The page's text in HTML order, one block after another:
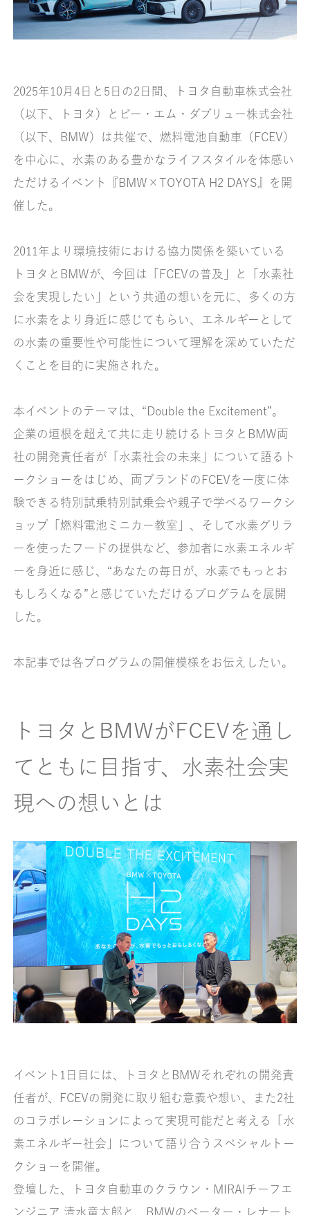
2025年10月4日と5日の2日間、トヨタ自動車株式会社
（以下、トヨタ）とビー・エム・ダブリュー株式会社
（以下、BMW）は共催で、燃料電池自動車（FCEV）
を中心に、水素のある豊かなライフスタイルを体感い
ただけるイベント『BMW×TOYOTA H2 DAYS』を開
催した。
2011年より環境技術における協力関係を築いている
トヨタとBMWが、今回は「FCEVの普及」と「水素社
会を実現したい」という共通の想いを元に、多くの方
に水素をより身近に感じてもらい、エネルギーとして
の水素の重要性や可能性について理解を深めていただ
くことを目的に実施された。
本イベントのテーマは、“Double the Excitement”。
企業の垣根を超えて共に走り続けるトヨタとBMW両
社の開発責任者が「水素社会の未来」について語るト
ークショーをはじめ、両ブランドのFCEVを一度に体
験できる特別試乗特別試乗会や親子で学べるワークシ
ョップ「燃料電池ミニカー教室」、そして水素グリラ
ーを使ったフードの提供など、参加者に水素エネルギ
ーを身近に感じ、“あなたの毎日が、水素でもっとお
もしろくなる”と感じていただけるプログラムを展開
した。
本記事では各プログラムの開催模様をお伝えしたい。
トヨタとBMWがFCEVを通し
てともに目指す、水素社会実
現への想いとは
イベント1日目には、トヨタとBMWそれぞれの開発責
任者が、FCEVの開発に取り組む意義や想い、また2社
のコラボレーションによって実現可能だと考える「水
素エネルギー社会」について語り合うスペシャルトー
クショーを開催。
登壇した、トヨタ自動車のクラウン・MIRAIチーフエ
ンジニア 清水竜太郎と、BMWのペーター・レナート